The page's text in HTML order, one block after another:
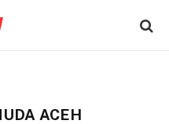
ACEH